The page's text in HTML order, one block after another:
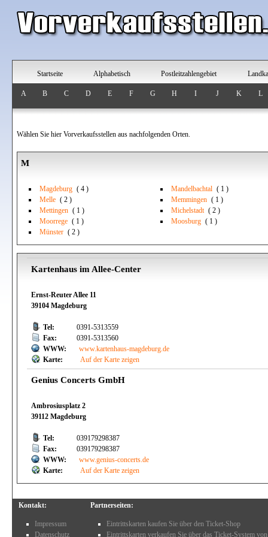
Startseite Alphabetisch Postleitzahlengebiet
A B C D E F G H I J K L
Wählen Sie hier Vorverkaufsstellen aus nachfolgenden Orten.
M
Magdeburg ( 4 ) Mandelbachtal ( 1 )
Melle ( 2 ) Memmingen ( 1 )
Mettingen ( 1 ) Michelstadt ( 2 )
Moorrege ( 1 ) Moosburg ( 1 )
Münster ( 2 )
Kartenhaus im Allee-Center
Ernst-Reuter Allee 11
39104 Magdeburg
Tel:
0391-5313559
Fax:
0391-5313560
WWW:
www.kartenhaus-magdeburg.de
Karte:
Auf der Karte zeigen
Genius Concerts GmbH
Ambrosiusplatz 2
39112 Magdeburg
Tel:
039179298387
Fax:
039179298387
WWW:
www.genius-concerts.de
Karte:
Auf der Karte zeigen
Kontakt:
Impressum
Datenschutz
Partnerseiten:
Eintrittskarten kaufen Sie über den Ticket-Shop
Eintrittskarten verkaufen Sie über das Ticket-System